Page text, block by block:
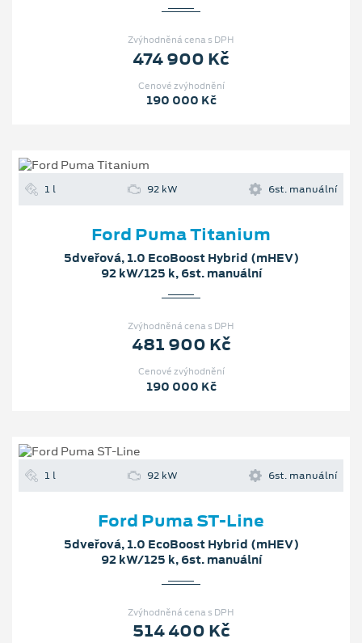
Zvýhodněná cena s DPH
474 900 Kč
Cenové zvýhodnění
190 000 Kč
1 l 92 kW 6st. manuální
Ford Puma Titanium
5dveřová, 1.0 EcoBoost Hybrid (mHEV)
92 kW/125 k, 6st. manuální
Zvýhodněná cena s DPH
481 900 Kč
Cenové zvýhodnění
190 000 Kč
1 l 92 kW 6st. manuální
Ford Puma ST-Line
5dveřová, 1.0 EcoBoost Hybrid (mHEV)
92 kW/125 k, 6st. manuální
Zvýhodněná cena s DPH
514 400 Kč